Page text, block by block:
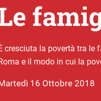
cresciuta la povertà tra
e il modo in cui la
martedì 16 Ottobre 2018